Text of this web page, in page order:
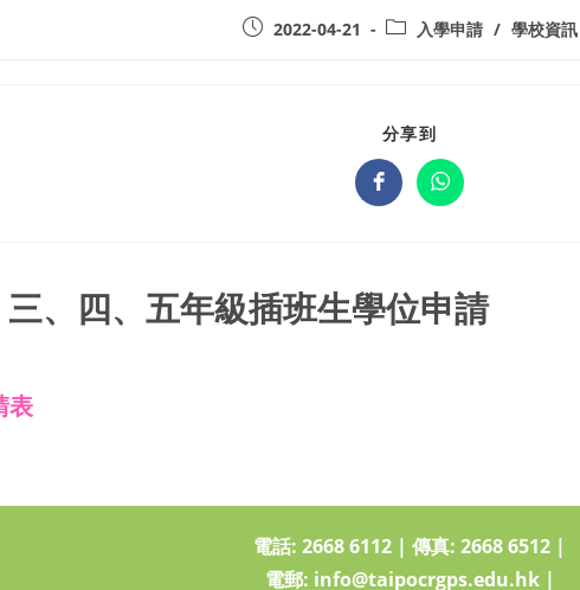
2022-04-21 入學申請 / 學校資訊
分享到
、四、五年級插班生學位申請
表
電話: 2668 6112 | 傳真: 2668 6512 |
電郵: info@taipocrgps.edu.hk|